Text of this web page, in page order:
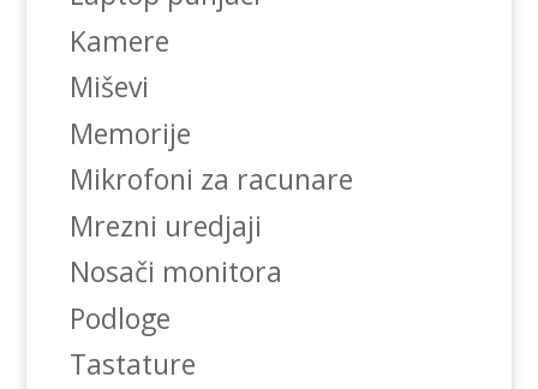
Kamere
Miševi
Memorije
Mikrofoni za racunare
Mrezni uredjaji
Nosači monitora
Podloge
Tastature